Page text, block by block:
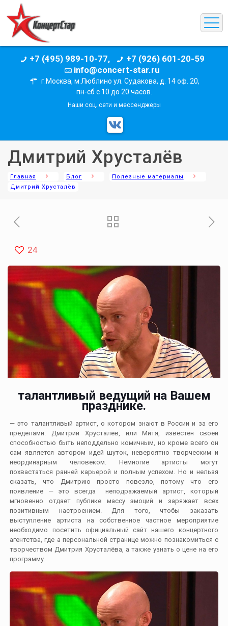
+7 (495) 989-10-77,
+7 (926) 601-20-59
info@concert-star.ru
г.Москва, м.Люблино ул. Судакова, д. 14 оф. 20,
пн-сб с 10 до 20 часов.
Наши соц. сети и мессенджеры
Дмитрий Хрусталёв
Главная Блог
Полезные материалы
Дмитрий Хрусталёв
24
талантливый ведущий на Вашем
празднике.
— это талантливый артист, о котором знают в России и за его
пределами. Дмитрий Хрусталёв, или Митя, известен своей
способностью быть неподдельно комичным, но кроме всего он
сам является автором идей шуток, невероятно творческим и
неординарным человеком. Немногие артисты могут
похвастаться ранней карьерой и полным успехом. Но и нельзя
сказать, что Дмитрию просто повезло, потому что его
появление — это всегда неподражаемый артист, который
мгновенно отдает публике массу эмоций и заряжает всех
позитивным настроением. Для того, чтобы заказать
выступление артиста на собственное частное мероприятие
необходимо посетить официальный сайт нашего концертного
агентства, где а персональной странице можно познакомиться с
творчеством Дмитрия Хрусталёва, а также узнать о цене на его
программу.